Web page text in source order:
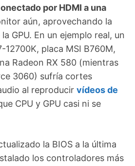
por HDMI a una
aún, aprovechando la
GPU. En un ejemplo real, un
12700K, placa MSI B760M,
Radeon RX 580 (mientras
3060) sufría cortes
al reproducir vídeos de
CPU y GPU casi ni se
la BIOS a la última
los controladores más